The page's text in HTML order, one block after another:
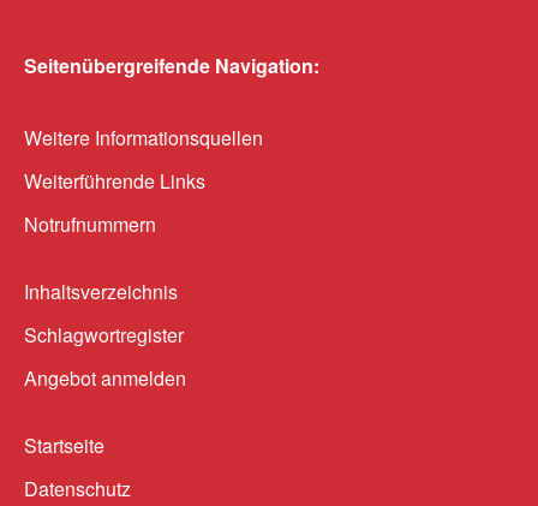
Seitenübergreifende Navigation:
Weitere Informationsquellen
Weiterführende Links
Notrufnummern
Inhaltsverzeichnis
Schlagwortregister
Angebot anmelden
Startseite
Datenschutz